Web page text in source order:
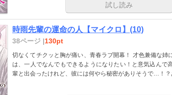
試し読み
時雨先輩の運命の人【マイクロ】(10)
38ページ |130pt
切なくてチクッと胸が痛い、青春ラブ開幕！ 才色兼備な
は、一人でなんでもできるようになりたい！と意気込んで
輩と出会ったけれど、彼には何やら秘密がありそうで…！